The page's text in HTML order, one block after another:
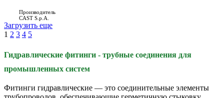
Производитель
CAST S.p.A.
Загрузить еще
1 2 3 4 5
Гидравлические фитинги - трубные соединения для
промышленных систем
Фитинги гидравлические — это соединительные элементы